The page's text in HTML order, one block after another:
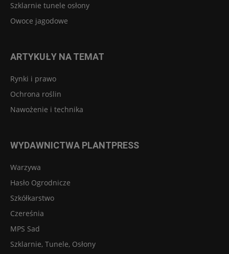
Szklarnie tunele osłony
Owoce jagodowe
ARTYKUŁY NA TEMAT
Rynki i prawo
Ochrona roślin
Nawożenie i technika
WYDAWNICTWA PLANTPRESS
Warzywa
Hasło Ogrodnicze
Szkółkarstwo
Czereśnia
MPS Sad
Szklarnie, Tunele, Osłony